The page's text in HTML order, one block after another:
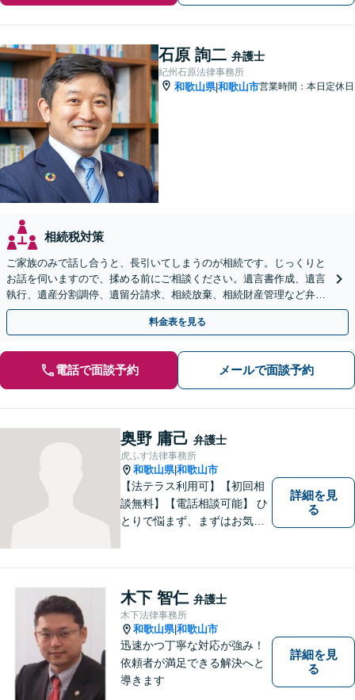
石原 詢二 弁護士
紀州石原法律事務所
和歌山県|和歌山市営業時間：本日定休日
相続税対策
ご家族のみで話し合うと、長引いてしまうのが相続です。じっくりと
お話を伺いますので、揉める前にご相談ください。遺言書作成、遺言
執行、遺産分割調停、遺留分請求、相続放棄、相続財産管理など弁護
士にお任せください。【女性スタッフ在籍】
料金表を見る
電話で面談予約 メールで面談予約
奥野 庸己 弁護士
虎ふす法律事務所
和歌山県|和歌山市
【法テラス利用可】【初回相
談無料】【電話相談可能】 ひ
とりで悩まず、まずはお気軽
た解決につながります。
詳細を見
る
木下 智仁 弁護士
木下法律事務所
和歌山県|和歌山市
迅速かつ丁寧な対応が強み！
依頼者が満足できる解決へと
導きます
詳細を見
る